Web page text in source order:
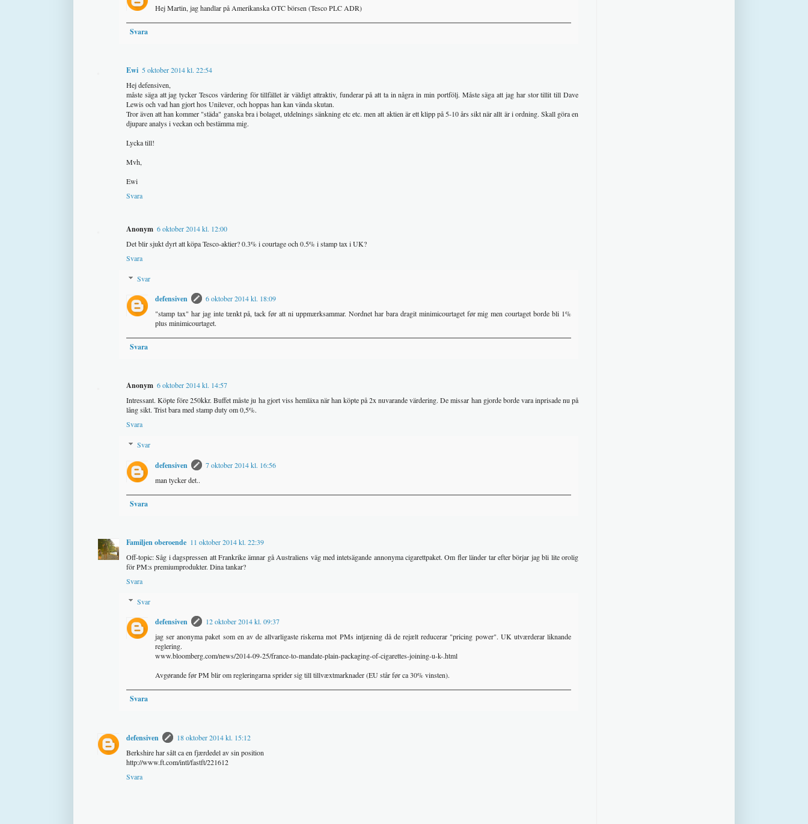
Hej Martin, jag handlar på Amerikanska OTC börsen (Tesco PLC ADR)
Svara
Ewi 5 oktober 2014 kl. 22:54
Hej defensiven,
måste säga att jag tycker Tescos värdering för tillfället är väldigt attraktiv, funderar på att ta in några in min portfölj. Måste säga att jag har stor tillit till Dave
Lewis och vad han gjort hos Unilever, och hoppas han kan vända skutan.
Tror även att han kommer "städa" ganska bra i bolaget, utdelnings sänkning etc etc. men att aktien är ett klipp på 5-10 års sikt när allt är i ordning. Skall göra en
djupare analys i veckan och bestämma mig.
Lycka till!
Mvh,
Ewi
Svara
Anonym 6 oktober 2014 kl. 12:00
Det blir sjukt dyrt att köpa Tesco-aktier? 0.3% i courtage och 0.5% i stamp tax i UK?
Svara
Svar
defensiven
6 oktober 2014 kl. 18:09
"stamp tax" har jag inte tænkt på, tack før att ni uppmærksammar. Nordnet har bara dragit minimicourtaget før mig men courtaget borde bli 1%
plus minimicourtaget.
Svara
Anonym 6 oktober 2014 kl. 14:57
Intressant. Köpte före 250kkr. Buffet måste ju ha gjort viss hemläxa när han köpte på 2x nuvarande värdering. De missar han gjorde borde vara inprisade nu på
lång sikt. Trist bara med stamp duty om 0,5%.
Svara
Svar
defensiven
7 oktober 2014 kl. 16:56
man tycker det..
Svara
Familjen oberoende 11 oktober 2014 kl. 22:39
Off-topic: Såg i dagspressen att Frankrike ämnar gå Australiens väg med intetsägande annonyma cigarettpaket. Om fler länder tar efter börjar jag bli lite orolig
för PM:s premiumprodukter. Dina tankar?
Svara
Svar
defensiven
12 oktober 2014 kl. 09:37
jag ser anonyma paket som en av de allvarligaste riskerna mot PMs intjæning då de rejælt reducerar "pricing power". UK utværderar liknande
reglering.
www.bloomberg.com/news/2014-09-25/france-to-mandate-plain-packaging-of-cigarettes-joining-u-k-.html
Avgørande før PM blir om regleringarna sprider sig till tillvæxtmarknader (EU står før ca 30% vinsten).
Svara
defensiven
18 oktober 2014 kl. 15:12
Berkshire har sålt ca en fjærdedel av sin position
http://www.ft.com/intl/fastft/221612
Svara